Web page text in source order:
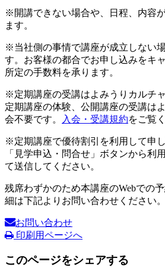
※開講できない場合や、日程、内容
ます。
※当社側の事情で講座が成立しない
す。お客様の都合でお申し込みをキ
所定の手数料を承ります。
※定期講座の受講はよみうりカルチ
定期講座の体験、公開講座の受講は
会不要です。
入会・受講規約をご覧
※定期講座で優待割引を利用して申
「見学申込・問合せ」ボタンから利
て送信してください。
残席わずかのため本講座のWebでの
細は下記よりお問い合わせください。
お問い合わせ
印刷用ページへ
このページをシェアする